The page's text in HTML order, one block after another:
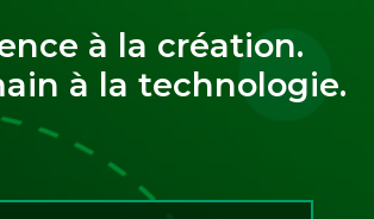
à la création.
à la technologie.